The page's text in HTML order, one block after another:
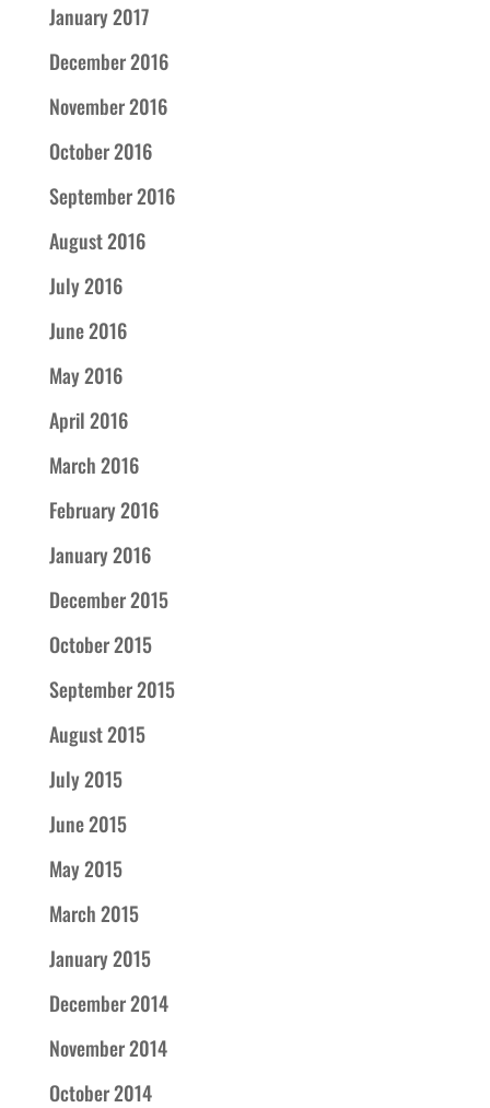
January 2017
December 2016
November 2016
October 2016
September 2016
August 2016
July 2016
June 2016
May 2016
April 2016
March 2016
February 2016
January 2016
December 2015
October 2015
September 2015
August 2015
July 2015
June 2015
May 2015
March 2015
January 2015
December 2014
November 2014
October 2014